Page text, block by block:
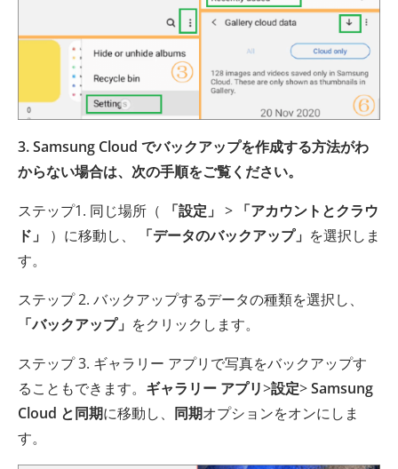
3. Samsung Cloud でバックアップを作成する方法がわ
からない場合は、次の手順をご覧ください。
ステップ1. 同じ場所（
「設定」 > 「アカウントとクラウ
ド」
）に移動し、 「データのバックアップ」 を選択しま
す。
ステップ 2. バックアップするデータの種類を選択し、
「バックアップ」 をクリックします。
ステップ 3. ギャラリー アプリで写真をバックアップす
ることもできます。 ギャラリー アプリ>設定>Samsung
Cloud と同期に移動し、 同期オプションをオンにしま
す。